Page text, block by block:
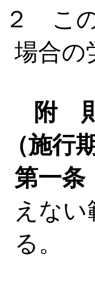
２ こ
場合の
附
（施行
第一条
えな
る。